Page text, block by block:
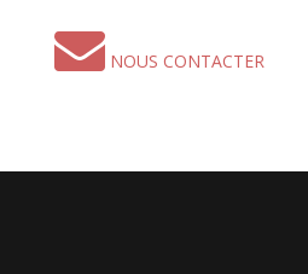
NOUS CONTACTER